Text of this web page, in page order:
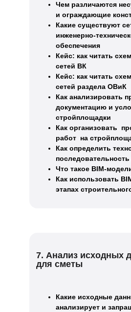
Чем различаются
и ограждающие
Какие существуют
инженерно-
обеспечения
Кейс: как читать
сетей ВК
Кейс: как читать
сетей раздела ОВиК
Как анализировать
документацию и
стройплощадки
Как организовать
работ на
Как определить
Что такое BIM-
Как использовать
этапах
7. Анализ исходных
для сметы
Какие исходные
анализирует и